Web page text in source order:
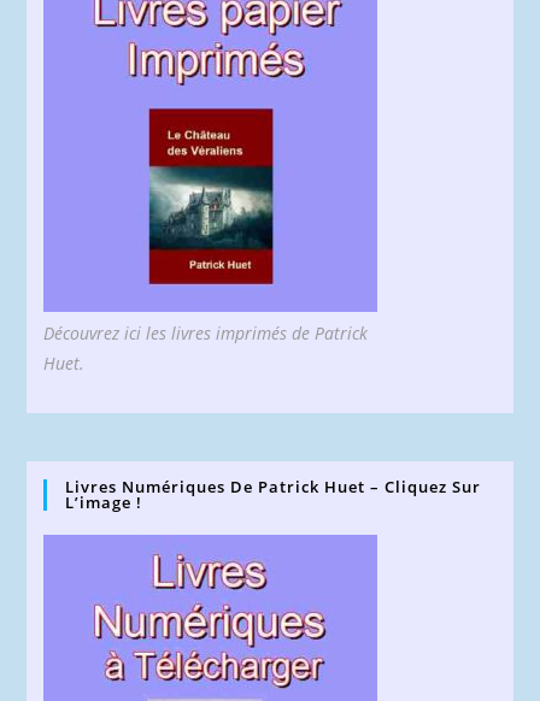
Découvrez ici les livres imprimés de Patrick
Huet.
Livres Numériques De Patrick Huet – Cliquez Sur
L’image !